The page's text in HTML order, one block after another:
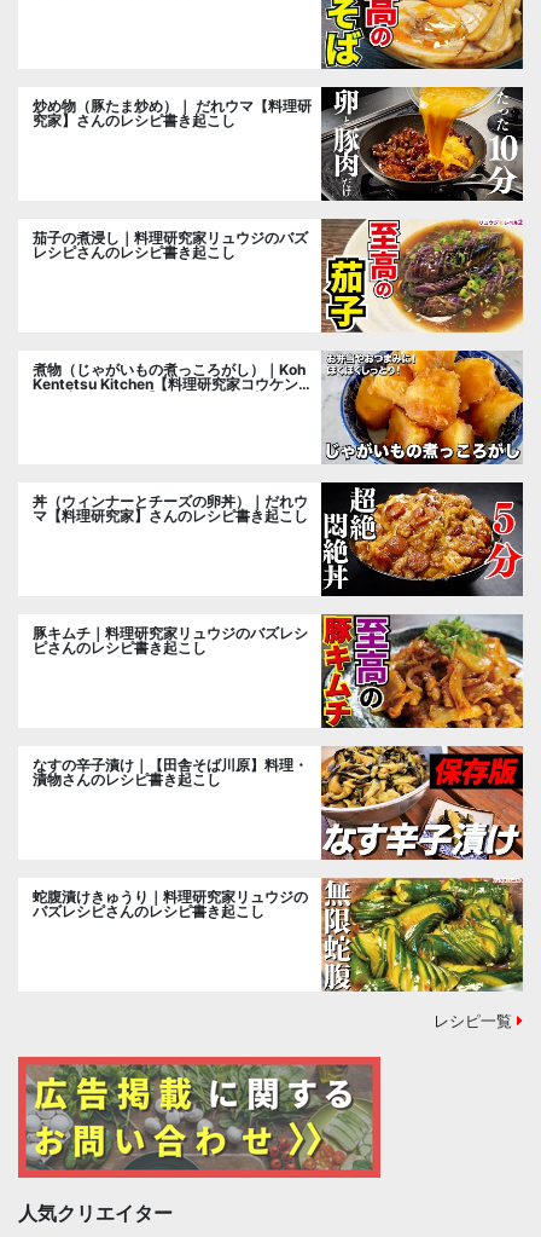
炒め物（豚たま炒め）｜ だれウマ【料理研
究家】さんのレシピ書き起こし
茄子の煮浸し｜料理研究家リュウジのバズ
レシピさんのレシピ書き起こし
煮物（じゃがいもの煮っころがし）｜Koh
Kentetsu Kitchen【料理研究家コウケンテ
丼（ウィンナーとチーズの卵丼）｜だれウ
マ【料理研究家】さんのレシピ書き起こし
豚キムチ｜料理研究家リュウジのバズレシ
ピさんのレシピ書き起こし
なすの辛子漬け｜【田舎そば川原】料理・
漬物さんのレシピ書き起こし
蛇腹漬けきゅうり｜料理研究家リュウジの
バズレシピさんのレシピ書き起こし
レシピ一覧
人気クリエイター